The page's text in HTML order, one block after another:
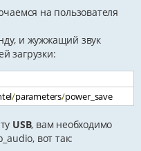
на пользователя
и жужжащий звук
загрузки:
/parameters/power_save
USB, вам необходимо
вот так: